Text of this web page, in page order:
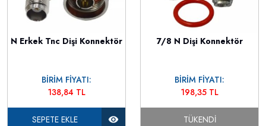
N Erkek Tnc Dişi Konnektör
BİRİM FİYATI:
138,84 TL
SEPETE EKLE
7/8 N Dişi Konnektör
BİRİM FİYATI:
198,35 TL
TÜKENDI